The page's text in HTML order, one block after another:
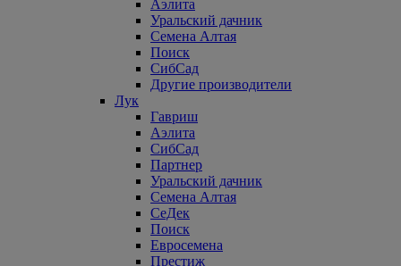
Аэлита
Уральский дачник
Семена Алтая
Поиск
СибСад
Другие производители
Лук
Гавриш
Аэлита
СибСад
Партнер
Уральский дачник
Семена Алтая
СеДек
Поиск
Евросемена
Престиж